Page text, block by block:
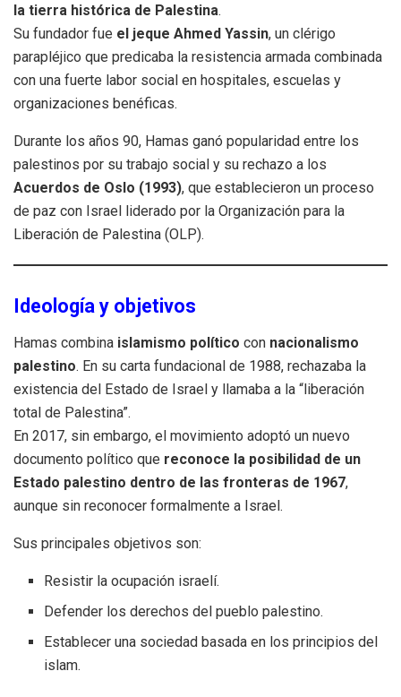
la tierra histórica de Palestina.
Su fundador fue el jeque Ahmed Yassin, un clérigo
parapléjico que predicaba la resistencia armada combinada
con una fuerte labor social en hospitales, escuelas y
organizaciones benéficas.
Durante los años 90, Hamas ganó popularidad entre los
palestinos por su trabajo social y su rechazo a los
Acuerdos de Oslo (1993), que establecieron un proceso
de paz con Israel liderado por la Organización para la
Liberación de Palestina (OLP).
Ideología y objetivos
Hamas combina islamismo político con nacionalismo
palestino. En su carta fundacional de 1988, rechazaba la
existencia del Estado de Israel y llamaba a la “liberación
total de Palestina”.
En 2017, sin embargo, el movimiento adoptó un nuevo
documento político que reconoce la posibilidad de un
Estado palestino dentro de las fronteras de 1967,
aunque sin reconocer formalmente a Israel.
Sus principales objetivos son:
Resistir la ocupación israelí.
Defender los derechos del pueblo palestino.
Establecer una sociedad basada en los principios del
islam.